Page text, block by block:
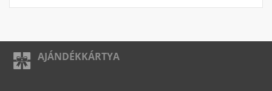
AJÁNDÉKKÁRTYA